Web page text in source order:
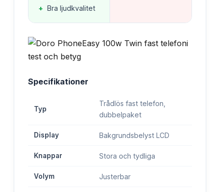
+ Bra ljudkvalitet
Specifikationer
Typ
Trådlös fast telefon,
dubbelpaket
Display Bakgrundsbelyst LCD
Knappar Stora och tydliga
Volym Justerbar